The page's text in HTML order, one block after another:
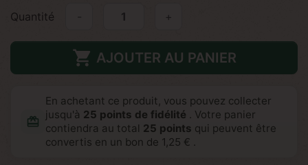
Quantité +
 AJOUTER AU PANIER
redeem
En achetant ce produit, vous pouvez collecter
jusqu'à 25 points de fidélité . Votre panier
contiendra au total 25 points qui peuvent être
convertis en un bon de 1,25 € .